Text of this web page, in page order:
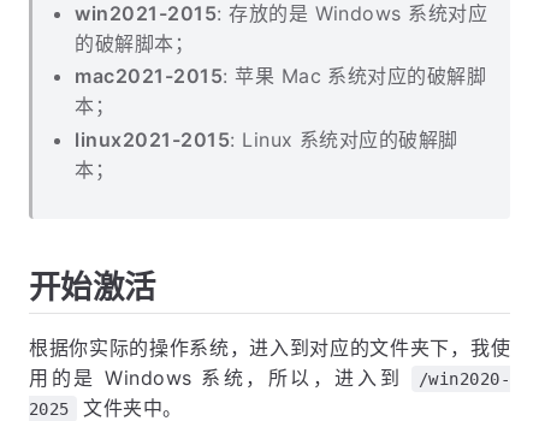
win2021-2015: 存放的是 Windows 系统对应
的破解脚本；
mac2021-2015: 苹果 Mac 系统对应的破解脚
本；
linux2021-2015: Linux 系统对应的破解脚
本；
开始激活
根据你实际的操作系统，进入到对应的文件夹下，我使
用的是 Windows 系统，所以，进入到
/win2020-
2025
文件夹中。